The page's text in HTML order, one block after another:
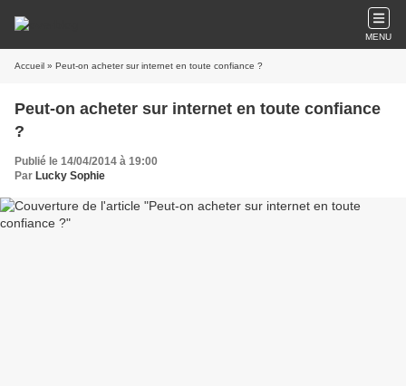
MENU
Accueil » Peut-on acheter sur internet en toute confiance ?
Peut-on acheter sur internet en toute confiance
?
Publié le 14/04/2014 à 19:00
Par Lucky Sophie